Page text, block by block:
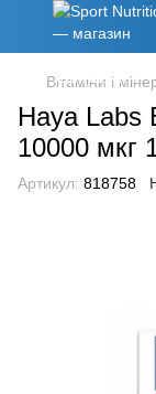
Вітаміни і
Haya Labs
10000 мкг
Артикул: 818758